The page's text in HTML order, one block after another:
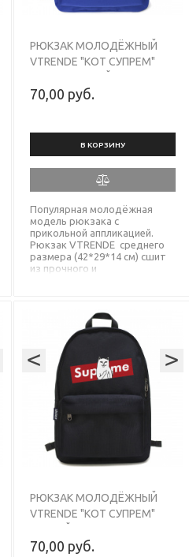
РЮКЗАК МОЛОДЁЖНЫЙ
VTRENDE "КОТ СУПРЕМ"
70,00 руб.
В КОРЗИНУ
Популярная молодёжная
модель рюкзака с
прикольной аппликацией.
Рюкзак VTRENDE среднего
размера (42*29*14 см) сшит
из прочного и
нагрузки, а надёжные молнии
SBS не подведут Вас. Модель
универсальна и подойдёт
для парней и девушек
любого возраста и для
любых целей.
< >
РЮКЗАК МОЛОДЁЖНЫЙ
VTRENDE "КОТ СУПРЕМ"
70,00 руб.